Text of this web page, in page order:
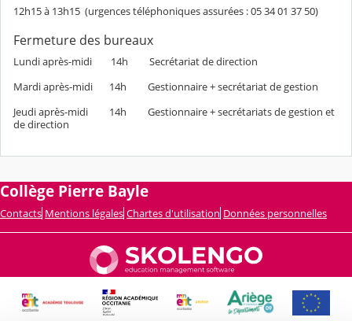
12h15 à 13h15 (urgences téléphoniques assurées : 05 34 01 37 50)
Fermeture des bureaux
Lundi après-midi 14h Secrétariat de direction
Mardi après-midi 14h Gestionnaire + secrétariat de gestion
Jeudi après-midi 14h Gestionnaire + secrétariats de gestion et
de direction
Collège Pierre Bayle
Contacts Mentions légales Chartes d'utilisation Données personnelles